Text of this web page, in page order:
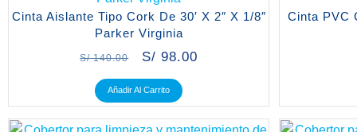
Cinta Aislante Tipo Cork De 30′ X 2″ X 1/8″
Parker Virginia
S/140.00 S/ 98.00
Añadir Al Carrito
Cinta PVC